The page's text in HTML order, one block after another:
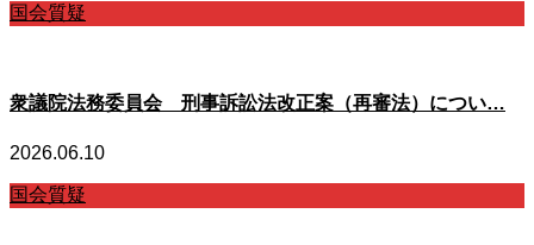
国会質疑
衆議院法務委員会 刑事訴訟法改正案（再審法）につい…
2026.06.10
国会質疑